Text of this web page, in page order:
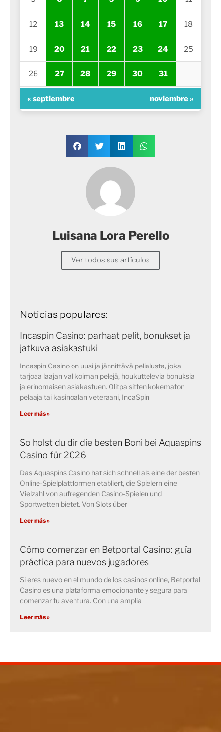
12 13 14 15 16 17 18
19 20 21 22 23 24 25
26 27 28 29 30 31
« septiembre noviembre »
Luisana Lora Perello
Ver todos sus artículos
Noticias populares:
Incaspin Casino: parhaat pelit, bonukset ja
jatkuva asiakastuki
Incaspin Casino on uusi ja jännittävä pelialusta, joka
tarjoaa laajan valikoiman pelejä, houkuttelevia bonuksia
ja erinomaisen asiakastuen. Olitpa sitten kokematon
pelaaja tai kasinoalan veteraani, IncaSpin
Leer más »
So holst du dir die besten Boni bei Aquaspins
Casino für 2026
Das Aquaspins Casino hat sich schnell als eine der besten
Online-Spielplattformen etabliert, die Spielern eine
Vielzahl von aufregenden Casino-Spielen und
Sportwetten bietet. Von Slots über
Leer más »
Cómo comenzar en Betportal Casino: guía
práctica para nuevos jugadores
Si eres nuevo en el mundo de los casinos online, Betportal
Casino es una plataforma emocionante y segura para
comenzar tu aventura. Con una amplia
Leer más »